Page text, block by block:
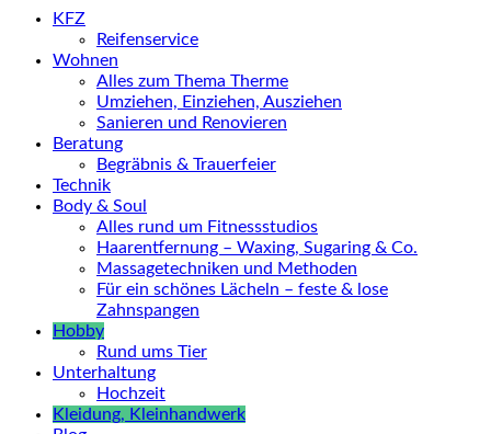
KFZ
Reifenservice
Wohnen
Alles zum Thema Therme
Umziehen, Einziehen, Ausziehen
Sanieren und Renovieren
Beratung
Begräbnis & Trauerfeier
Technik
Body & Soul
Alles rund um Fitnessstudios
Haarentfernung – Waxing, Sugaring & Co.
Massagetechniken und Methoden
Für ein schönes Lächeln – feste & lose
Zahnspangen
Hobby
Rund ums Tier
Unterhaltung
Hochzeit
Kleidung, Kleinhandwerk